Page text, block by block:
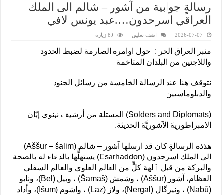
رسالةٍ جوابية من آشور – شالم الى الملك
العراقي اسرحدون….عبد يونس لافي
2026-07-07 اضف تعليق 80 زيارة
منبر العراق الحر : حول اوامره الصارمة لضبط الحدود
واللاجئين من البلدان المتاخمة
نتوقف هنا عند الرسالة الخامسة من رسائل الجنود
والدبلوماسيين
(Solders and Diplomats) المستلة من أرشيف نينوى إبّان
الامبراطوريةَ الآشوريَّةَ الحديثة.
هذذه الرسالةٍ كان قد ارسلها آشور – شالم (Aššur – šalim)
الى الملك اسرحدون (Esarhaddon) يستهلُّها بالدعاء له بالصحة
والبركة من قبل ٱلهة كلٍّ من العالم العلوي والعالم السفلي
العظام، آشور (Aššur) ، وشمش (Šamaš) ، وبيل (Bēl)، ونابو
(Nabû) ، ونيرگال (Nergal)، ولاز (Laz) ، واشوم (Išum)، وأداد